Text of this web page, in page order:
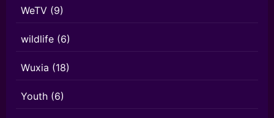
WeTV (9)
wildlife (6)
Wuxia (18)
Youth (6)